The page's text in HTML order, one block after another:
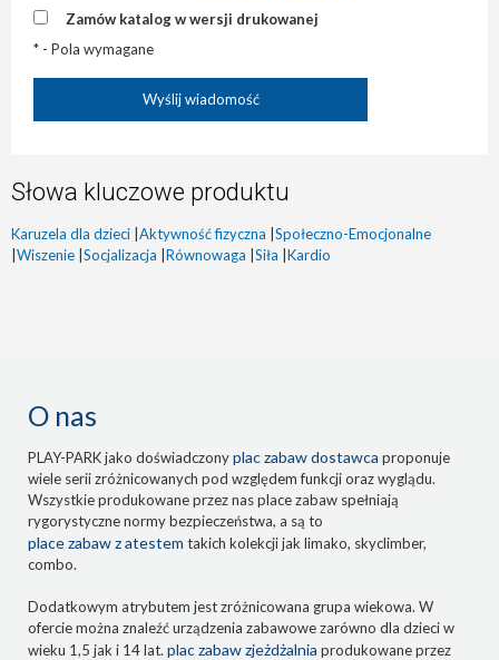
Zamów katalog w wersji drukowanej
* - Pola wymagane
Słowa kluczowe produktu
Karuzela dla dzieci Aktywność fizyczna Społeczno-Emocjonalne
Wiszenie Socjalizacja Równowaga Siła Kardio
O nas
PLAY-PARK jako doświadczonyplac zabaw dostawca proponuje
wiele serii zróżnicowanych pod względem funkcji oraz wyglądu.
Wszystkie produkowane przez nas place zabaw spełniają
rygorystyczne normy bezpieczeństwa, a są to
place zabaw z atestem takich kolekcji jak limako, skyclimber,
combo.
Dodatkowym atrybutem jest zróżnicowana grupa wiekowa. W
ofercie można znaleźć urządzenia zabawowe zarówno dla dzieci w
wieku 1,5 jak i 14 lat. plac zabaw zjeżdżalnia produkowane przez